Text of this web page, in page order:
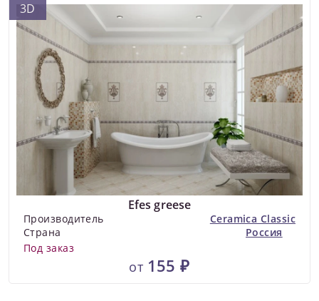
3D
Efes greese
Производитель
Ceramica Classic
Страна
Россия
Под заказ
от 155 ₽